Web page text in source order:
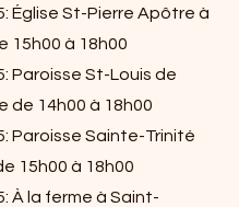
Église St-Pierre Apôtre à
15h00 à 18h00
Paroisse St-Louis de
de 14h00 à 18h00
Paroisse Sainte-Trinité
15h00 à 18h00
À la ferme à Saint-